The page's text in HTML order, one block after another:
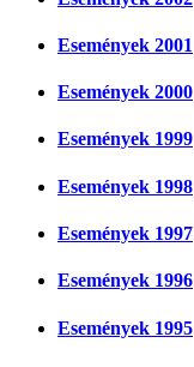
Események 2001
Események 2000
Események 1999
Események 1998
Események 1997
Események 1996
Események 1995